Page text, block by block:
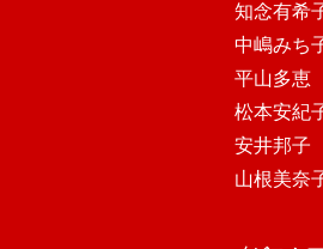
知念有
中嶋み
平山多
松本安
安井邦
山根美